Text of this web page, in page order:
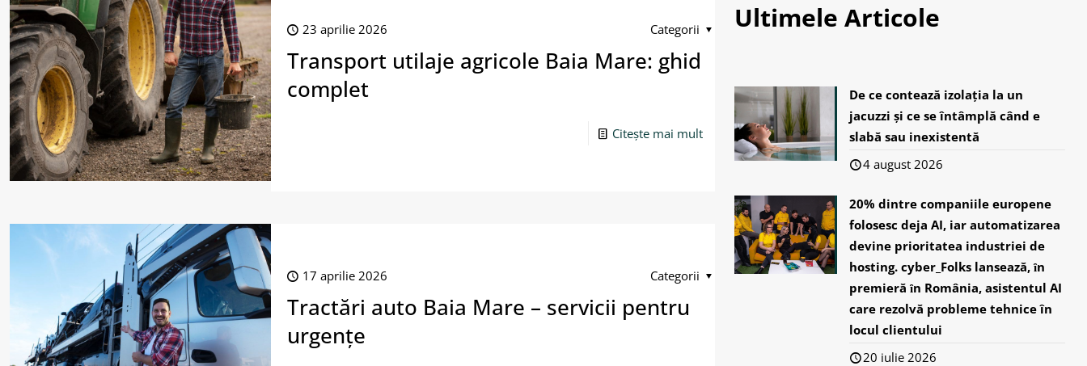
23 aprilie 2026 Categorii
Transport utilaje agricole Baia Mare: ghid
complet
Citește mai mult
17 aprilie 2026 Categorii
Tractări auto Baia Mare – servicii pentru
urgențe
Ultimele Articole
De ce contează izolația la un
jacuzzi și ce se întâmplă când e
slabă sau inexistentă
4 august 2026
20% dintre companiile europene
folosesc deja AI, iar automatizarea
devine prioritatea industriei de
hosting. cyber_Folks lansează, ȋn
premieră ȋn România, asistentul AI
care rezolvă probleme tehnice în
locul clientului
20 iulie 2026